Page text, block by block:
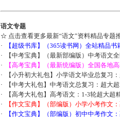
语文专题
☆ 点击查看更多最新“语文”资料精品专题
·
【超级书库】（365读书网）全站精品
·
【中考宝典】（最新部编版）中考语文
·
【高考宝典】（最新统编版）全国各地
·
【小升初大礼包】小学语文毕业总复习
·
【中考大礼包】中考语文总复习：超大
·
【高考大礼包】高考语文：1-3轮超大超
·
【作文宝典】（部编版）小学小考作文
·
【作文宝典】（部编版）初中中考作文